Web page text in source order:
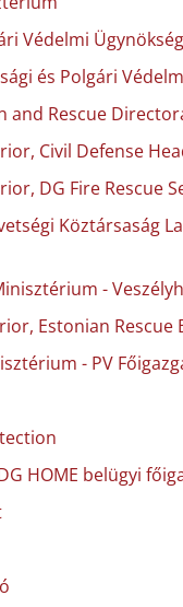
Védelmi Ügynökség
és Polgári
and Rescue
Civil Defense
DG Fire Rescue
Köztársaság
-
Estonian Rescue
- PV
HOME belügyi